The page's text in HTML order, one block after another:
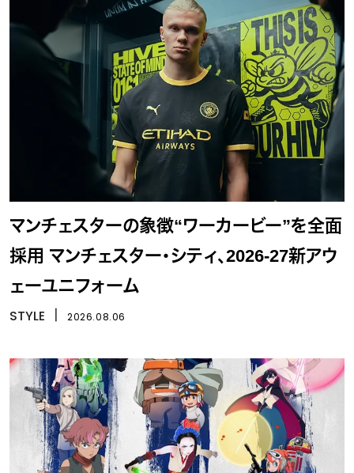
マンチェスターの象徴“ワーカービー”を全面
採用 マンチェスター・シティ、2026-27新アウ
ェーユニフォーム
STYLE 2026.08.06